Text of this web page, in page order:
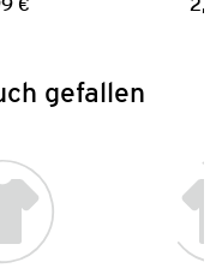
Preis:
gefallen